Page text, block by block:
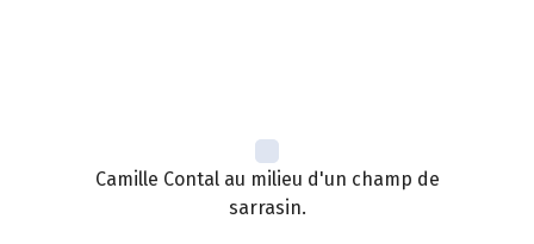
Camille Contal au milieu d'un champ de
sarrasin.